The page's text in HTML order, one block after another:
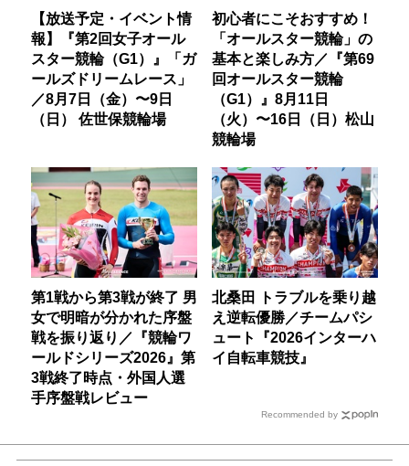
【放送予定・イベント情
報】『第2回女子オール
スター競輪（G1）』「ガ
ールズドリームレース」
／8月7日（金）〜9日
（日） 佐世保競輪場
初心者にこそおすすめ！
「オールスター競輪」の
基本と楽しみ方／『第69
回オールスター競輪
（G1）』8月11日
（火）〜16日（日）松山
競輪場
第1戦から第3戦が終了 男
女で明暗が分かれた序盤
戦を振り返り／『競輪ワ
ールドシリーズ2026』第
3戦終了時点・外国人選
手序盤戦レビュー
北桑田 トラブルを乗り越
え逆転優勝／チームパシ
ュート『2026インターハ
イ自転車競技』
Recommended by